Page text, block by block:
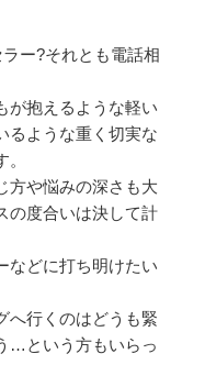
ー?それとも電話相
が抱えるような軽い
るような重く切実な
方や悩みの深さも大
の度合いは決して計
などに打ち明けたい
へ行くのはどうも緊
…という方もいらっ